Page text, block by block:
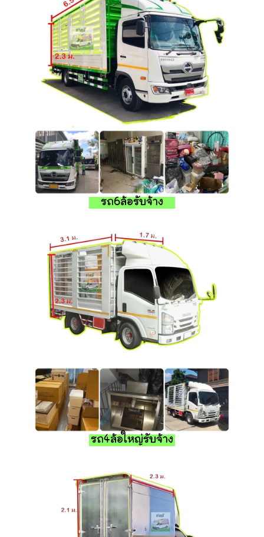
รถ6ล้อรับจ้าง
รถ4ล้อใหญ่รับจ้าง